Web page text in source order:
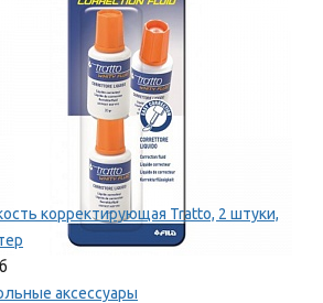
корректирующая Tratto, 2 штуки,
аксессуары